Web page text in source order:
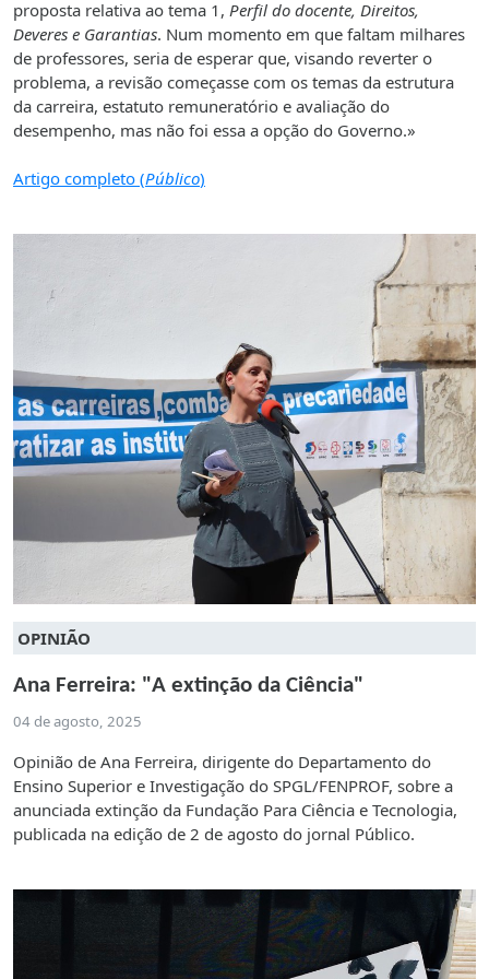
proposta relativa ao tema 1, Perfil do docente, Direitos,
Deveres e Garantias. Num momento em que faltam milhares
de professores, seria de esperar que, visando reverter o
problema, a revisão começasse com os temas da estrutura
da carreira, estatuto remuneratório e avaliação do
desempenho, mas não foi essa a opção do Governo.»
Artigo completo (Público)
OPINIÃO
Ana Ferreira: "A extinção da Ciência"
04 de agosto, 2025
Opinião de Ana Ferreira, dirigente do Departamento do
Ensino Superior e Investigação do SPGL/FENPROF, sobre a
anunciada extinção da Fundação Para Ciência e Tecnologia,
publicada na edição de 2 de agosto do jornal Público.